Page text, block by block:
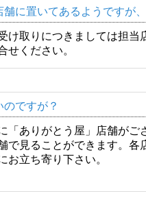
に置いてあるようですが
け取りにつきましては担
せください。
ですが？
「ありがとう屋」店舗が
で見ることができます。
お立ち寄り下さい。